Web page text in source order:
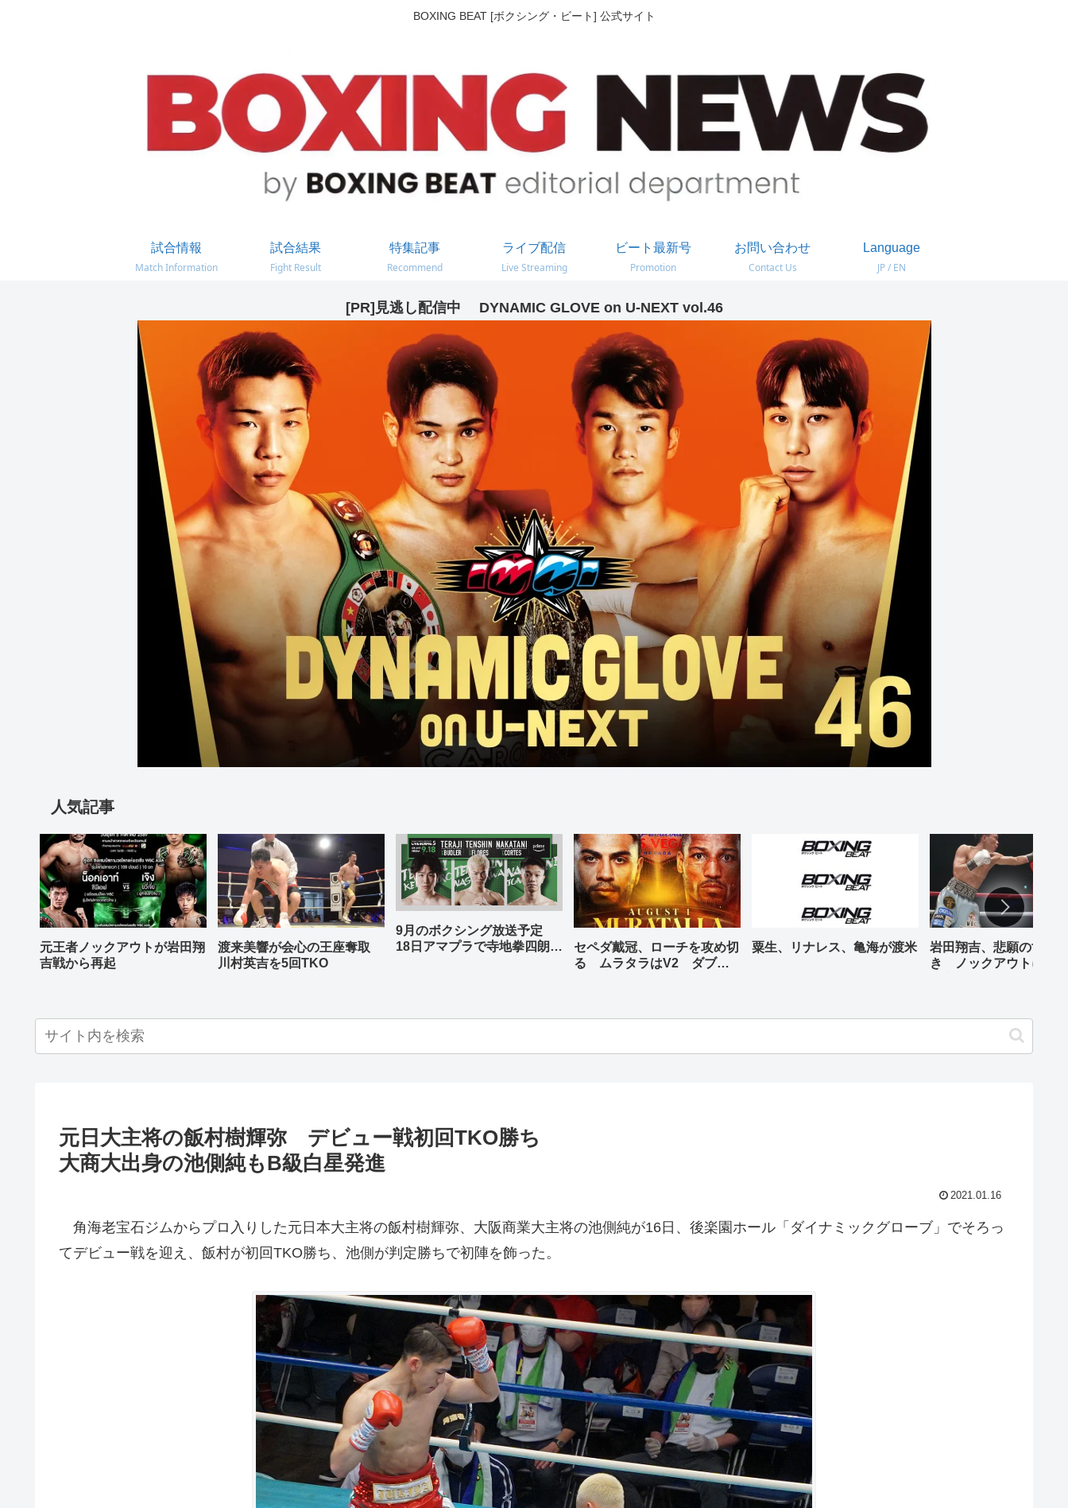
BOXING BEAT [ボクシング・ビート] 公式サイト
試合情報
Match Information
試合結果
Fight Result
特集記事
Recommend
ライブ配信
Live Streaming
ビート最新号
Promotion
お問い合わせ
Contact Us
Language
JP / EN
[PR]見逃し配信中 DYNAMIC GLOVE on U-NEXT vol.46
人気記事
元王者ノックアウトが岩田翔
吉戦から再起
渡来美響が会心の王座奪取
川村英吉を5回TKO
9月のボクシング放送予定
18日アマプラで寺地拳四朗、
セペダ戴冠、ローチを攻め切
る ムラタラはV2 ダブル
粟生、リナレス、亀海が渡米
岩田翔吉、悲願の世界
き ノックアウトに8回
元日大主将の飯村樹輝弥 デビュー戦初回TKO勝ち
大商大出身の池側純もB級白星発進
2021.01.16
角海老宝石ジムからプロ入りした元日本大主将の飯村樹輝弥、大阪商業大主将の池側純が16日、後楽園ホール「ダイナミックグローブ」でそろっ
てデビュー戦を迎え、飯村が初回TKO勝ち、池側が判定勝ちで初陣を飾った。